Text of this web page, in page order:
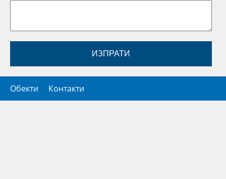
ИЗПРАТИ
Обекти Контакти